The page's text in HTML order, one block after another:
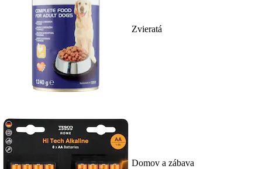
Zvieratá
Domov a zábava